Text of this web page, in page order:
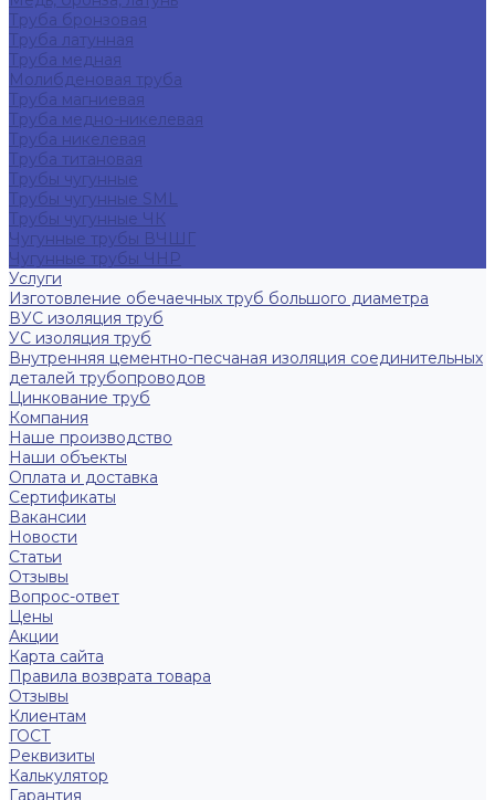
Труба бронзовая
Труба латунная
Труба медная
Молибденовая труба
Труба магниевая
Труба медно-никелевая
Труба никелевая
Труба титановая
Трубы чугунные
Трубы чугунные SML
Трубы чугунные ЧК
Чугунные трубы ВЧШГ
Чугунные трубы ЧНР
Услуги
Изготовление обечаечных труб большого диаметра
ВУС изоляция труб
УС изоляция труб
Внутренняя цементно-песчаная изоляция соединительных
деталей трубопроводов
Цинкование труб
Компания
Наше производство
Наши объекты
Оплата и доставка
Сертификаты
Вакансии
Новости
Статьи
Отзывы
Вопрос-ответ
Цены
Акции
Карта сайта
Правила возврата товара
Отзывы
Клиентам
ГОСТ
Реквизиты
Калькулятор
Гарантия